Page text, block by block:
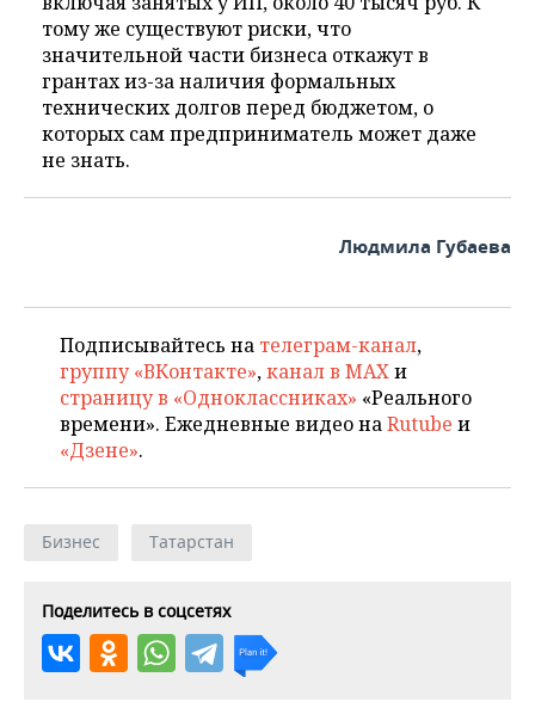
тому же существуют риски, что
значительной части бизнеса откажут в
грантах из-за наличия формальных
технических долгов перед бюджетом, о
которых сам предприниматель может даже
не знать.
Людмила Губаева
Подписывайтесь на телеграм-канал,
группу «ВКонтакте»,канал в MAXи
страницу в «Одноклассниках» «Реального
времени». Ежедневные видео наRutube и
«Дзене».
Бизнес Татарстан
Поделитесь в соцсетях